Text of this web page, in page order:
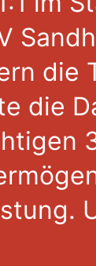
die
die